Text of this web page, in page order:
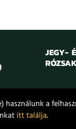
JEGY-
a
itt találja.